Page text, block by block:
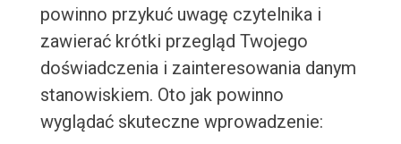
powinno przykuć uwagę czytelnika i
zawierać krótki przegląd Twojego
doświadczenia i zainteresowania danym
stanowiskiem. Oto jak powinno
wyglądać skuteczne wprowadzenie: